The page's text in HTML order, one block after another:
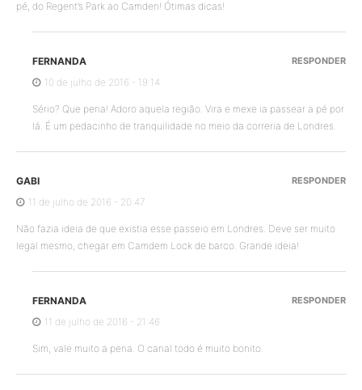
pé, do Regent’s Park ao Camden! Ótimas dicas!
FERNANDA
10 de julho de 2016 - 19:14
Sério? Que pena! Adoro aquela região. Vira e mexe ia passear a pé por
lá. É um pedacinho de tranquilidade no meio da correria de Londres.
RESPONDER
GABI
11 de julho de 2016 - 20:47
Não fazia ideia de que existia esse passeio em Londres. Deve ser muito
legal mesmo, chegar em Camdem Lock de barco. Grande ideia!
RESPONDER
FERNANDA
11 de julho de 2016 - 21:46
Sim, vale muito a pena. O canal todo é muito bonito.
RESPONDER